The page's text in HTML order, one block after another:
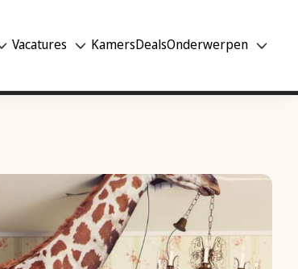
Vacatures KamersDealsOnderwerpen